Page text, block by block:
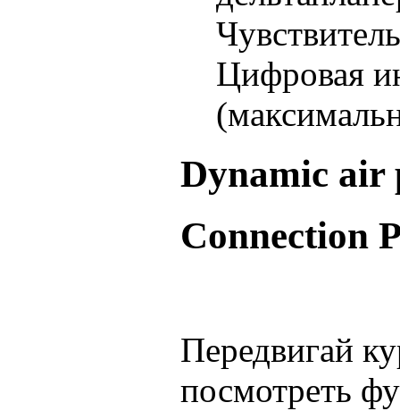
Цифровая
Dynamic air
Connection
Передвигай
посмотреть